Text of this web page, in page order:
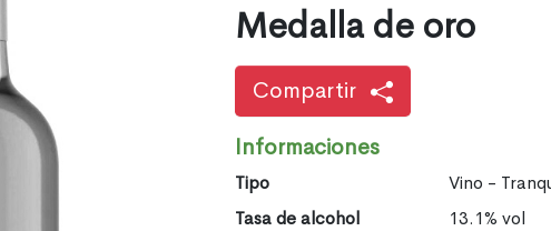
Medalla de oro
Compartir
Informaciones
Tipo
Vino -
Tasa de alcohol
13.1% vol